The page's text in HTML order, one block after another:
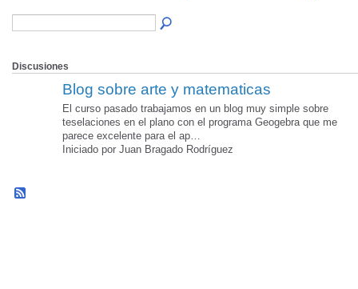
Discusiones
Blog sobre arte y matematicas
El curso pasado trabajamos en un blog muy simple sobre
teselaciones en el plano con el programa Geogebra que me
parece excelente para el ap…
Iniciado por Juan Bragado Rodríguez